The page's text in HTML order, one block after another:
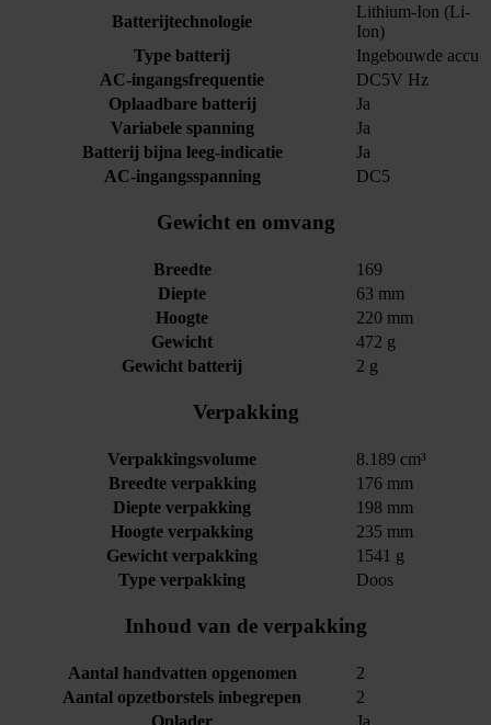
Batterijtechnologie
Lithium-Ion (Li-
Ion)
Type batterij
Ingebouwde accu
AC-ingangsfrequentie
DC5V Hz
Oplaadbare batterij
Ja
Variabele spanning
Ja
Batterij bijna leeg-indicatie
Ja
AC-ingangsspanning
DC5
Gewicht en omvang
Breedte
169
Diepte
63 mm
Hoogte
220 mm
Gewicht
472 g
Gewicht batterij
2 g
Verpakking
Verpakkingsvolume
8.189 cm³
Breedte verpakking
176 mm
Diepte verpakking
198 mm
Hoogte verpakking
235 mm
Gewicht verpakking
1541 g
Type verpakking
Doos
Inhoud van de verpakking
Aantal handvatten opgenomen
2
Aantal opzetborstels inbegrepen
2
Oplader
Ja